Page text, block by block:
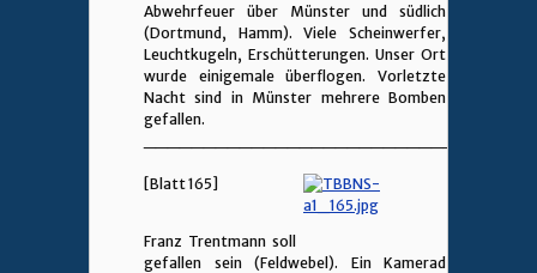
Abwehrfeuer über Münster und südlich
(Dortmund, Hamm). Viele Scheinwerfer,
Leuchtkugeln, Erschütterungen. Unser Ort
wurde einigemale überflogen. Vorletzte
Nacht sind in Münster mehrere Bomben
gefallen.
[Blatt 165]
Franz Trentmann soll
gefallen sein (Feldwebel). Ein Kamerad